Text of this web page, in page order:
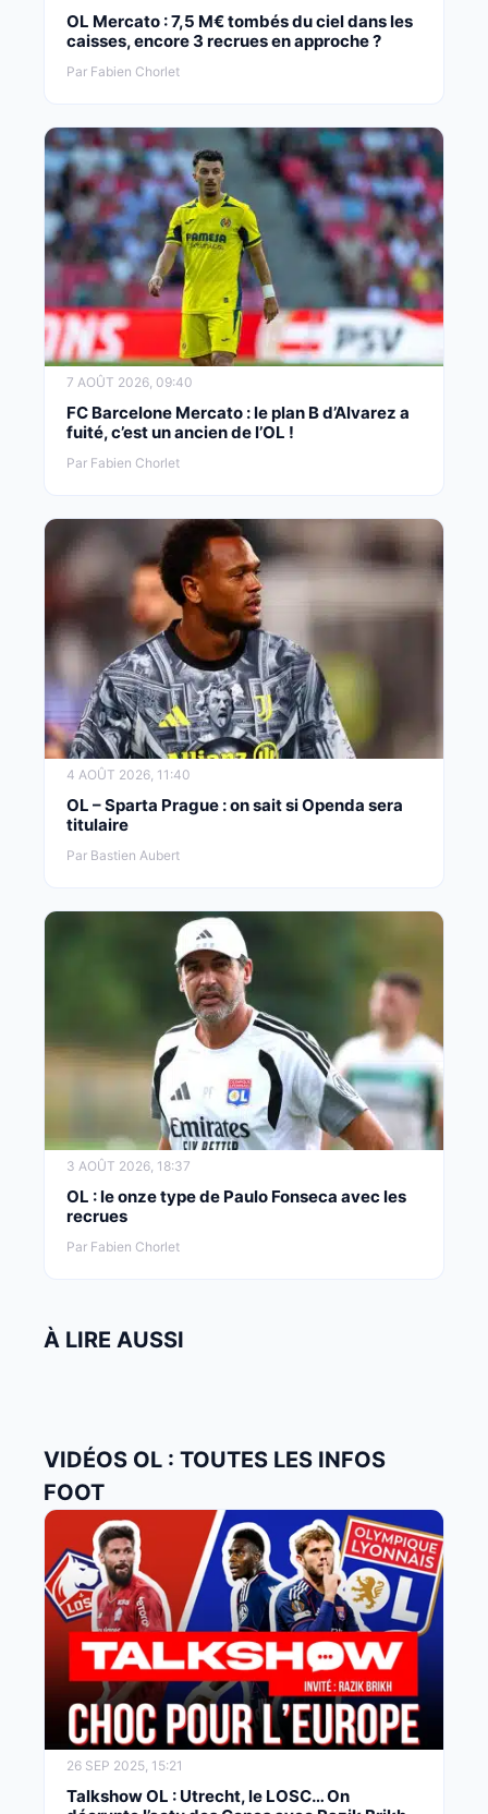
OL Mercato : 7,5 M€ tombés du ciel dans les
caisses, encore 3 recrues en approche ?
Par Fabien Chorlet
7 AOÛT 2026, 09:40
FC Barcelone Mercato : le plan B d’Alvarez a
fuité, c’est un ancien de l’OL !
Par Fabien Chorlet
4 AOÛT 2026, 11:40
OL – Sparta Prague : on sait si Openda sera
titulaire
Par Bastien Aubert
3 AOÛT 2026, 18:37
OL : le onze type de Paulo Fonseca avec les
recrues
Par Fabien Chorlet
À LIRE AUSSI
VIDÉOS OL : TOUTES LES INFOS
FOOT
26 SEP 2025, 15:21
Talkshow OL : Utrecht, le LOSC… On